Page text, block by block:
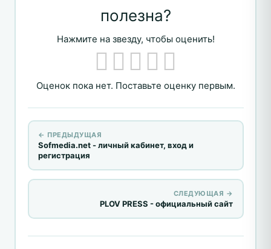
полезна?
Нажмите на звезду, чтобы оценить!
Оценок пока нет. Поставьте оценку первым.
← ПРЕДЫДУЩАЯ
Sofmedia.net - личный кабинет, вход и
регистрация
СЛЕДУЮЩАЯ →
PLOV PRESS - официальный сайт